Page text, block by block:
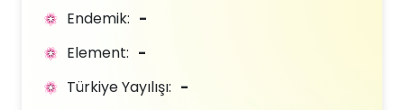
Endemik: -
Element: -
Türkiye Yayılışı: -